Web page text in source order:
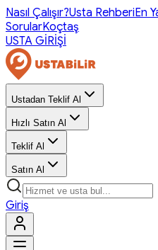
Nasıl Çalışır?Usta RehberiEn
SorularKoçtaş
USTA GİRİŞİ
Ustadan Teklif Al
Hızlı Satın Al
Teklif Al
Satın Al
Giriş